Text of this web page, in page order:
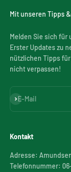
Mit unseren Tipps
Melden Sie sich für
Erster Updates zu
nützlichen Tipps
nicht verpassen!
E-Mail
Abonnieren
Kontakt
Adresse:
Telefonnummer: